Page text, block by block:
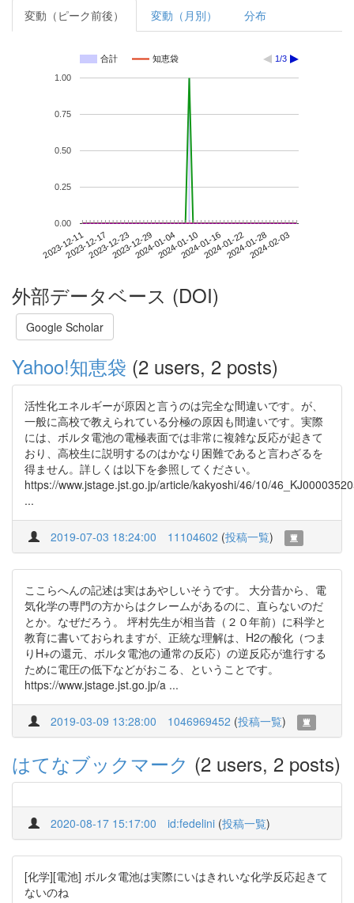
変動（ピーク前後） 変動（月別） 分布
合計 知恵袋 1/3
2023-12-112023-12-172023-12-232023-12-292024-01-042024-01-102024-01-162024-01-222024-01-282024-02-03
0.00
0.25
0.50
0.75
1.00
外部データベース (DOI)
Google Scholar
Yahoo!知恵袋 (2 users, 2 posts)
活性化エネルギーが原因と言うのは完全な間違いです。が、
一般に高校で教えられている分極の原因も間違いです。実際
には、ボルタ電池の電極表面では非常に複雑な反応が起きて
おり、高校生に説明するのはかなり困難であると言わざるを
得ません。詳しくは以下を参照してください。
https://www.jstage.jst.go.jp/article/kakyoshi/46/10/
...
2019-07-03 18:24:00 11104602 (投稿一覧)
ここらへんの記述は実はあやしいそうです。 大分昔から、電
気化学の専門の方からはクレームがあるのに、直らないのだ
とか。なぜだろう。 坪村先生が相当昔（２０年前）に科学と
教育に書いておられますが、正統な理解は、H2の酸化（つま
りH+の還元、ボルタ電池の通常の反応）の逆反応が進行する
ために電圧の低下などがおこる、ということです。
https://www.jstage.jst.go.jp/a ...
2019-03-09 13:28:00 1046969452 (投稿一覧)
はてなブックマーク (2 users, 2 posts)
2020-08-17 15:17:00 id:fedelini (投稿一覧)
[化学][電池] ボルタ電池は実際にいはきれいな化学反応起きて
ないのね